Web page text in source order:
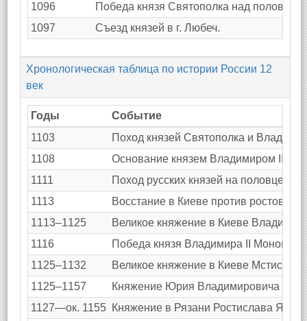
1096
Победа князя Святополка над
1097
Съезд князей в г. Любеч.
Хронологическая таблица по истории России 12
век
Годы
Событие
1103
Поход князей Святополка и
1108
Основание князем Владимиром II
1111
Поход русских князей на половцев.
1113
Восстание в Киеве против
1113–1125
Великое княжение в Киеве
1116
Победа князя Владимира II
1125–1132
Великое княжение в Киеве
1125–1157
Княжение Юрия Владимировича
1127—ок. 1155 Княжение в Рязани Ростислава